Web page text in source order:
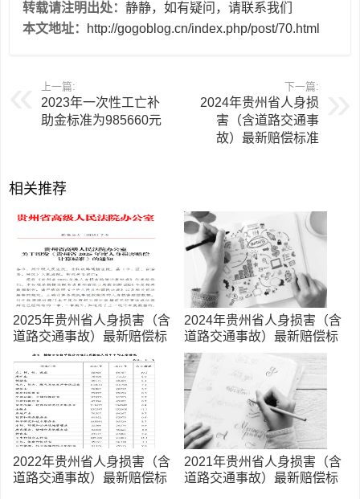
转载请注明出处： 静静，如有疑问，请联系我们
本文地址：
http://gogoblog.cn/index.php/post/70.html
上一篇:
2023年一次性工亡补
助金标准为985660元
下一篇:
2024年贵州省人身损
害（含道路交通事
故）最新赔偿标准
相关推荐
2025年贵州省人身损害（含
道路交通事故）最新赔偿标
2024年贵州省人身损害（含
道路交通事故）最新赔偿标
准
2022年贵州省人身损害（含
道路交通事故）最新赔偿标
2021年贵州省人身损害（含
道路交通事故）最新赔偿标